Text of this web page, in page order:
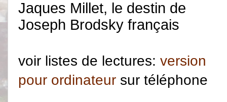
Jaques Millet, le destin de
Joseph Brodsky français
voir listes de lectures: version
pour ordinateur sur téléphone